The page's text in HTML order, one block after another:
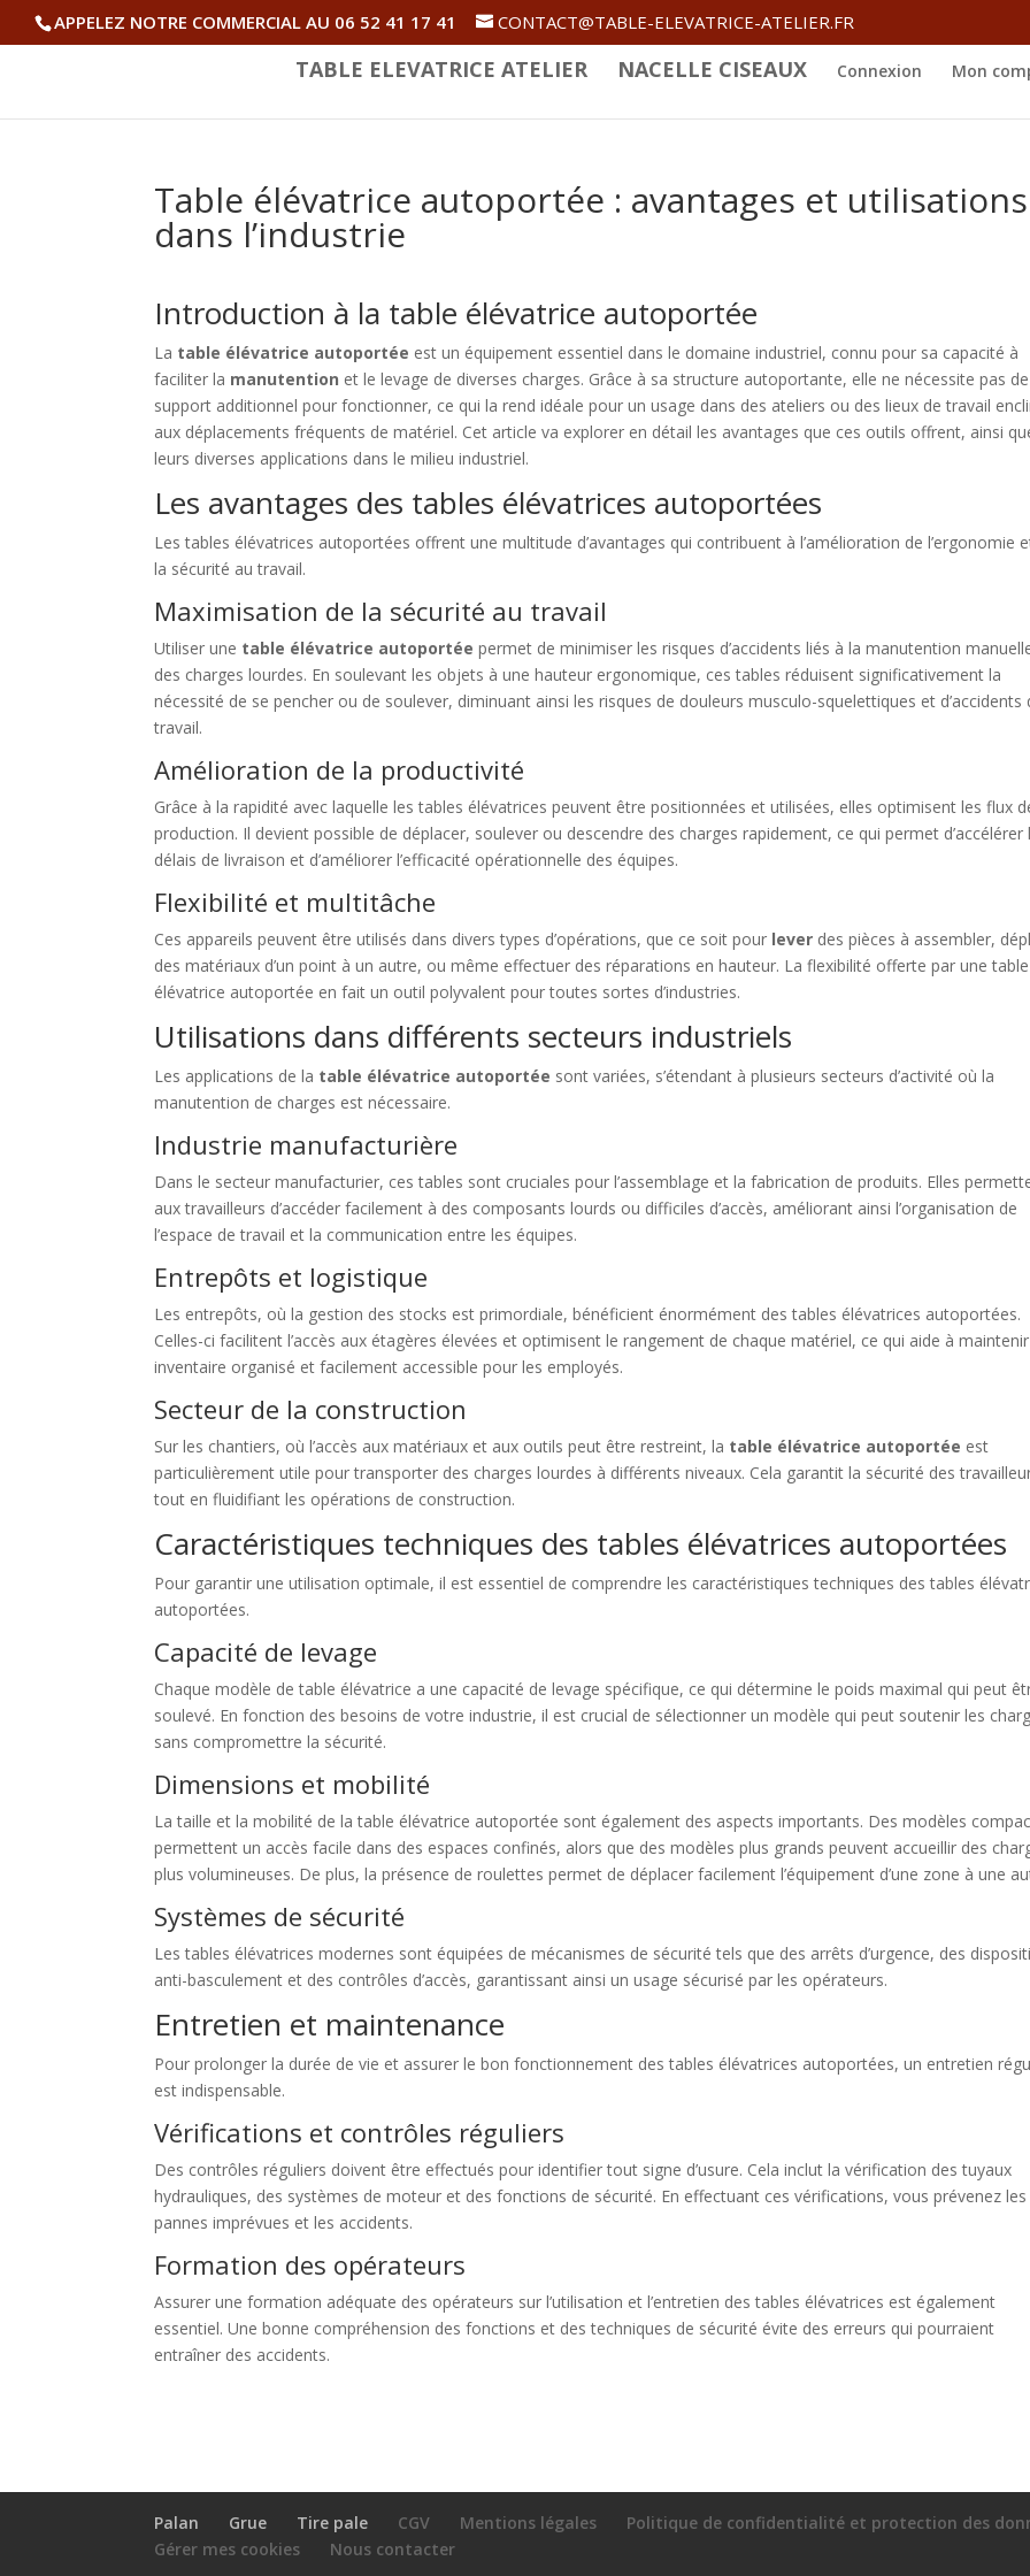
APPELEZ NOTRE COMMERCIAL AU 06 52 41 17 41 CONTACT@TABLE-ELEVATRICE-ATELIER.FR
TABLE ELEVATRICE ATELIER NACELLE CISEAUX Connexion Mon
Table élévatrice autoportée : avantages et utilisations
dans l’industrie
Introduction à la table élévatrice autoportée
La table élévatrice autoportée est un équipement essentiel dans le domaine industriel, connu pour sa capacité à
faciliter la manutention et le levage de diverses charges. Grâce à sa structure autoportante, elle ne nécessite pas de
support additionnel pour fonctionner, ce qui la rend idéale pour un usage dans des ateliers ou des lieux de travail
aux déplacements fréquents de matériel. Cet article va explorer en détail les avantages que ces outils offrent, ainsi
leurs diverses applications dans le milieu industriel.
Les avantages des tables élévatrices autoportées
Les tables élévatrices autoportées offrent une multitude d’avantages qui contribuent à l’amélioration de l’ergonomie
la sécurité au travail.
Maximisation de la sécurité au travail
Utiliser une table élévatrice autoportée permet de minimiser les risques d’accidents liés à la manutention
des charges lourdes. En soulevant les objets à une hauteur ergonomique, ces tables réduisent significativement la
nécessité de se pencher ou de soulever, diminuant ainsi les risques de douleurs musculo-squelettiques et d’accidents
travail.
Amélioration de la productivité
Grâce à la rapidité avec laquelle les tables élévatrices peuvent être positionnées et utilisées, elles optimisent les flux
production. Il devient possible de déplacer, soulever ou descendre des charges rapidement, ce qui permet d’accélérer
délais de livraison et d’améliorer l’efficacité opérationnelle des équipes.
Flexibilité et multitâche
Ces appareils peuvent être utilisés dans divers types d’opérations, que ce soit pour lever des pièces à assembler,
des matériaux d’un point à un autre, ou même effectuer des réparations en hauteur. La flexibilité offerte par une table
élévatrice autoportée en fait un outil polyvalent pour toutes sortes d’industries.
Utilisations dans différents secteurs industriels
Les applications de la table élévatrice autoportée sont variées, s’étendant à plusieurs secteurs d’activité où la
manutention de charges est nécessaire.
Industrie manufacturière
Dans le secteur manufacturier, ces tables sont cruciales pour l’assemblage et la fabrication de produits. Elles
aux travailleurs d’accéder facilement à des composants lourds ou difficiles d’accès, améliorant ainsi l’organisation de
l’espace de travail et la communication entre les équipes.
Entrepôts et logistique
Les entrepôts, où la gestion des stocks est primordiale, bénéficient énormément des tables élévatrices autoportées.
Celles-ci facilitent l’accès aux étagères élevées et optimisent le rangement de chaque matériel, ce qui aide à
inventaire organisé et facilement accessible pour les employés.
Secteur de la construction
Sur les chantiers, où l’accès aux matériaux et aux outils peut être restreint, la table élévatrice autoportée est
particulièrement utile pour transporter des charges lourdes à différents niveaux. Cela garantit la sécurité des
tout en fluidifiant les opérations de construction.
Caractéristiques techniques des tables élévatrices autoportées
Pour garantir une utilisation optimale, il est essentiel de comprendre les caractéristiques techniques des tables
autoportées.
Capacité de levage
Chaque modèle de table élévatrice a une capacité de levage spécifique, ce qui détermine le poids maximal qui peut
soulevé. En fonction des besoins de votre industrie, il est crucial de sélectionner un modèle qui peut soutenir les
sans compromettre la sécurité.
Dimensions et mobilité
La taille et la mobilité de la table élévatrice autoportée sont également des aspects importants. Des modèles
permettent un accès facile dans des espaces confinés, alors que des modèles plus grands peuvent accueillir des
plus volumineuses. De plus, la présence de roulettes permet de déplacer facilement l’équipement d’une zone à une
Systèmes de sécurité
Les tables élévatrices modernes sont équipées de mécanismes de sécurité tels que des arrêts d’urgence, des
anti-basculement et des contrôles d’accès, garantissant ainsi un usage sécurisé par les opérateurs.
Entretien et maintenance
Pour prolonger la durée de vie et assurer le bon fonctionnement des tables élévatrices autoportées, un entretien
est indispensable.
Vérifications et contrôles réguliers
Des contrôles réguliers doivent être effectués pour identifier tout signe d’usure. Cela inclut la vérification des tuyaux
hydrauliques, des systèmes de moteur et des fonctions de sécurité. En effectuant ces vérifications, vous prévenez les
pannes imprévues et les accidents.
Formation des opérateurs
Assurer une formation adéquate des opérateurs sur l’utilisation et l’entretien des tables élévatrices est également
essentiel. Une bonne compréhension des fonctions et des techniques de sécurité évite des erreurs qui pourraient
entraîner des accidents.
Palan Grue Tire pale CGV Mentions légales Politique de confidentialité et protection des
Gérer mes cookies
Nous contacter